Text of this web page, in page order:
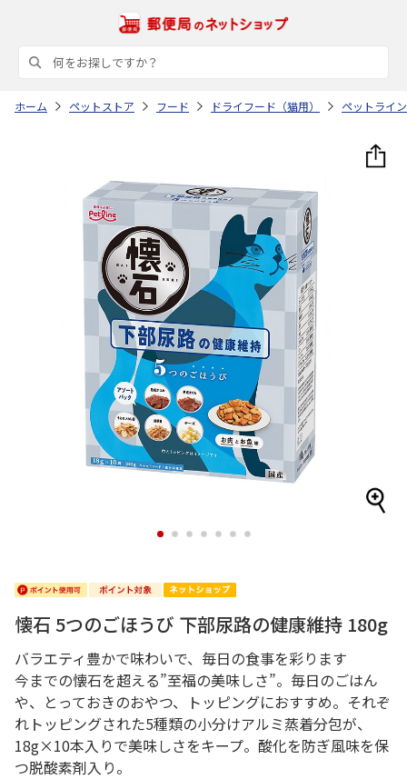
ホーム ペットストア フード ドライフード（猫用） ペットライン
1 2 3 4 5 6 7
懐石 5つのごほうび 下部尿路の健康維持 180g
バラエティ豊かで味わいで、毎日の食事を彩ります
今までの懐石を超える”至福の美味しさ”。毎日のごはん
や、とっておきのおやつ、トッピングにおすすめ。それぞ
れトッピングされた5種類の小分けアルミ蒸着分包が、
18g×10本入りで美味しさをキープ。酸化を防ぎ風味を保
つ脱酸素剤入り。